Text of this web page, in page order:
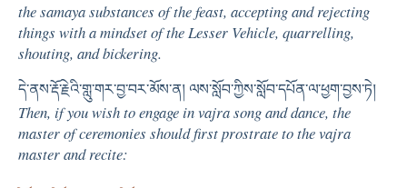
the samaya substances of the feast, accepting and rejecting
things with a mindset of the Lesser Vehicle, quarrelling,
shouting, and bickering.
དེ་ནས་རྡོ་རྗེའི་གླུ་གར་བྱ་བར་མོས་ན། ལས་སློབ་ཀྱིས་སློབ་དཔོན་ལ་ཕྱག་བྱས་ཏེ།
Then, if you wish to engage in vajra song and dance, the
master of ceremonies should first prostrate to the vajra
master and recite: